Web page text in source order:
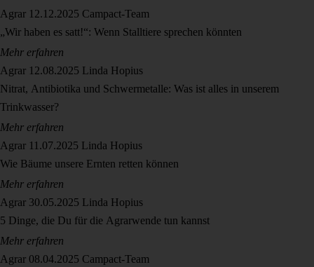
Agrar 12.12.2025 Campact-Team
„Wir haben es satt!“: Wenn Stalltiere sprechen könnten
Mehr erfahren
Agrar 12.08.2025 Linda Hopius
Nitrat, Antibiotika und Schwermetalle: Was ist alles in unserem
Trinkwasser?
Mehr erfahren
Agrar 11.07.2025 Linda Hopius
Wie Bäume unsere Ernten retten können
Mehr erfahren
Agrar 30.05.2025 Linda Hopius
5 Dinge, die Du für die Agrarwende tun kannst
Mehr erfahren
Agrar 08.04.2025 Campact-Team